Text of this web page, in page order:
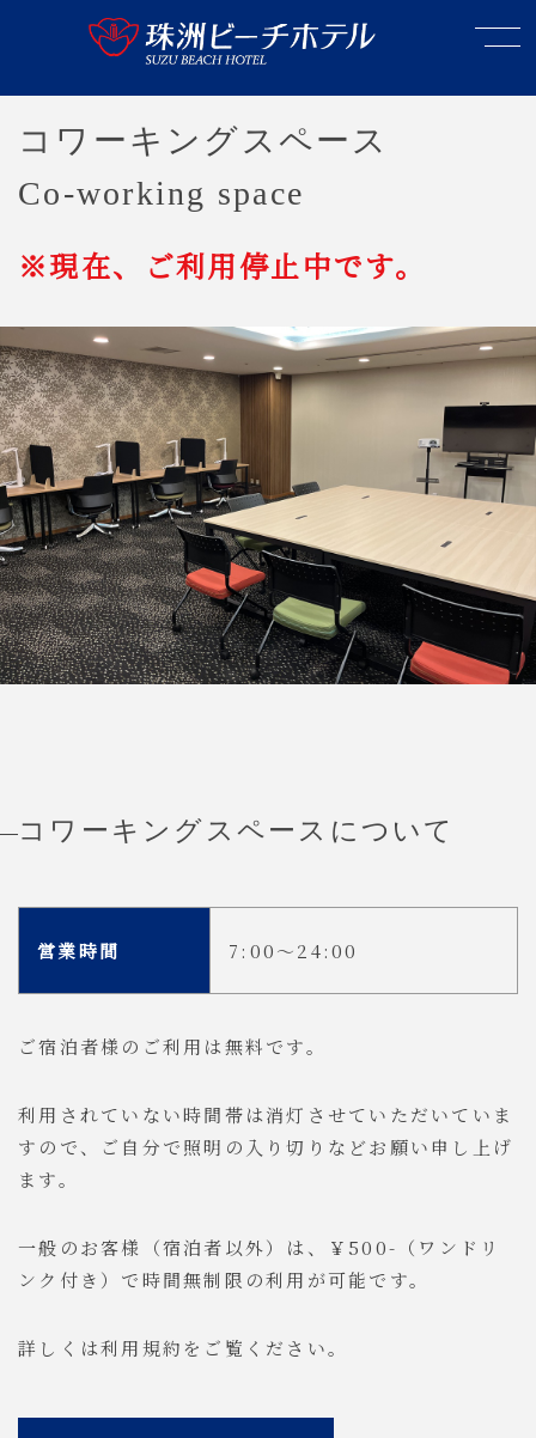
コワーキングスペース
Co-working space
※現在、ご利用停止中です。
コワーキングスペースについて
営業時間 7:00～24:00
ご宿泊者様のご利用は無料です。
利用されていない時間帯は消灯させていただいていま
すので、ご自分で照明の入り切りなどお願い申し上げ
ます。
一般のお客様（宿泊者以外）は、￥500-（ワンドリ
ンク付き）で時間無制限の利用が可能です。
詳しくは利用規約をご覧ください。